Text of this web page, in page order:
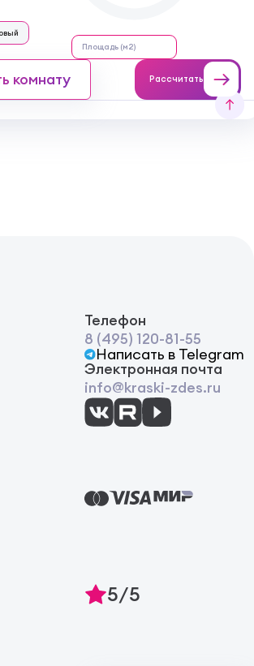
комнату Рассчитать
Телефон
8 (495) 120-81-55
Написать в Telegram
Электронная почта
info@kraski-zdes.ru
5/5